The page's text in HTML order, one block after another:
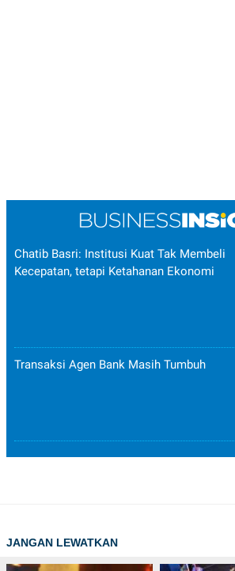
Chatib Basri: Institusi Kuat Tak Membeli
Kecepatan, tetapi Ketahanan Ekonomi
Transaksi Agen Bank Masih Tumbuh
JANGAN LEWATKAN